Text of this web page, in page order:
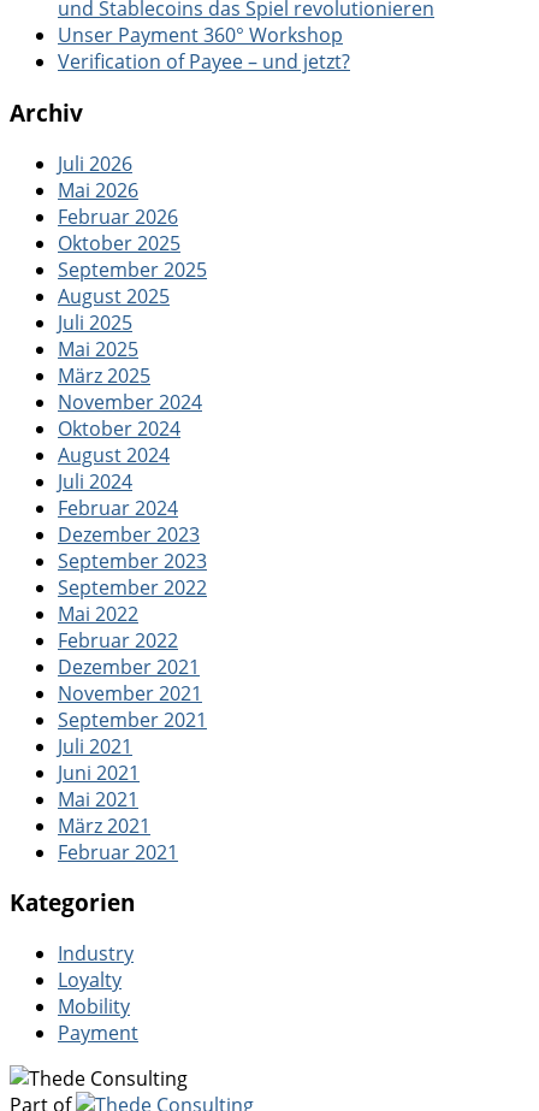
und Stablecoins das Spiel revolutionieren
Unser Payment 360° Workshop
Verification of Payee – und jetzt?
Archiv
Juli 2026
Mai 2026
Februar 2026
Oktober 2025
September 2025
August 2025
Juli 2025
Mai 2025
März 2025
November 2024
Oktober 2024
August 2024
Juli 2024
Februar 2024
Dezember 2023
September 2023
September 2022
Mai 2022
Februar 2022
Dezember 2021
November 2021
September 2021
Juli 2021
Juni 2021
Mai 2021
März 2021
Februar 2021
Kategorien
Industry
Loyalty
Mobility
Payment
Part of